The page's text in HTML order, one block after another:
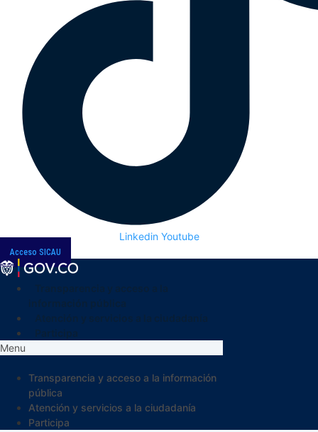
Linkedin Youtube
Acceso SICAU
Menu
Transparencia y acceso a la información
pública
Atención y servicios a la ciudadanía
Participa